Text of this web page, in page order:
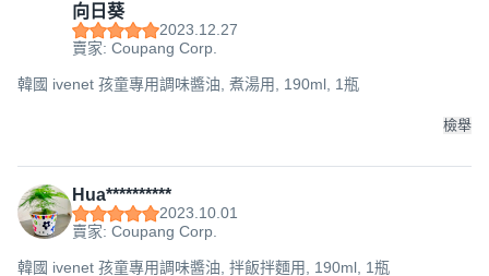
向日葵
2023.12.27
賣家: Coupang Corp.
韓國 ivenet 孩童專用調味醬油, 煮湯用, 190ml, 1瓶
檢舉
Hua**********
2023.10.01
賣家: Coupang Corp.
韓國 ivenet 孩童專用調味醬油, 拌飯拌麵用, 190ml, 1瓶